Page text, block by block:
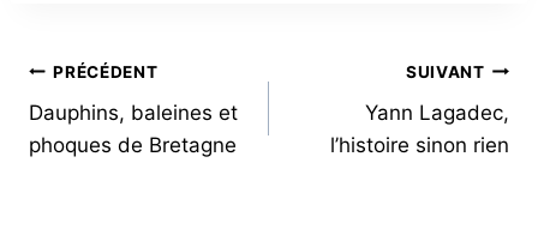
NAVIGATION
DE
PRÉCÉDENT
Dauphins, baleines et
phoques de Bretagne
SUIVANT
Yann Lagadec,
l’histoire sinon rien